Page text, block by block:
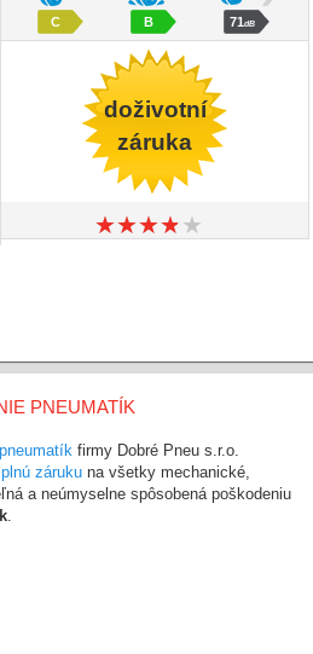
C B 71dB
doživotní
záruka
★★★★★
★★★★★
PNEUMATÍK
firmy Dobré Pneu s.r.o.
plnú záruku na všetky mechanické,
a neúmyselne spôsobená poškodeniu
.